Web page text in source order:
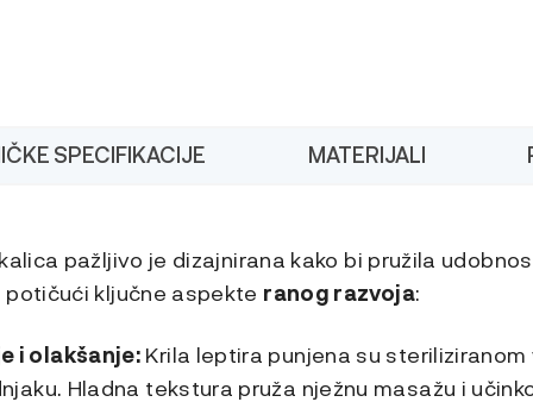
SPECIFIKACIJE MATERIJALI
pažljivo je dizajnirana kako bi pružila
ključne aspekte ranog razvoja:
i olakšanje: Krila leptira punjena su
Hladna tekstura pruža nježnu masažu i